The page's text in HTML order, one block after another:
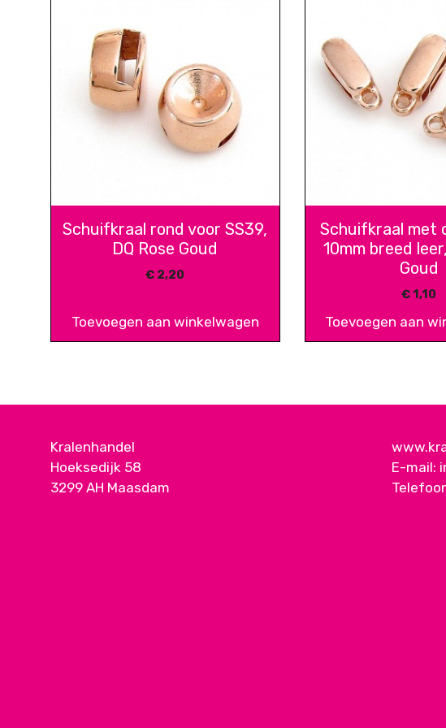
Schuifkraal rond voor SS39,
DQ Rose Goud
€ 2,20
Toevoegen aan winkelwagen
Schuifkraal met
10mm breed
Goud
€1,10
Toevoegen aan
Kralenhandel
Hoeksedijk 58
3299 AH Maasdam
E-mail: